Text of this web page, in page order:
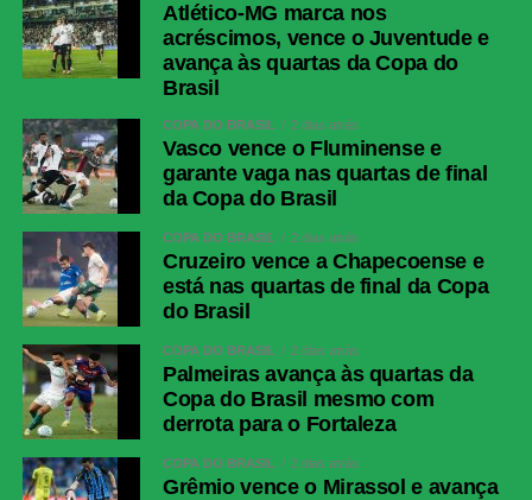
Atlético-MG marca nos
acréscimos, vence o Juventude e
avança às quartas da Copa do
Brasil
COPA DO BRASIL 2 dias atrás
Vasco vence o Fluminense e
garante vaga nas quartas de final
da Copa do Brasil
COPA DO BRASIL 2 dias atrás
Cruzeiro vence a Chapecoense e
está nas quartas de final da Copa
do Brasil
COPA DO BRASIL 2 dias atrás
Palmeiras avança às quartas da
Copa do Brasil mesmo com
derrota para o Fortaleza
COPA DO BRASIL 2 dias atrás
Grêmio vence o Mirassol e avança